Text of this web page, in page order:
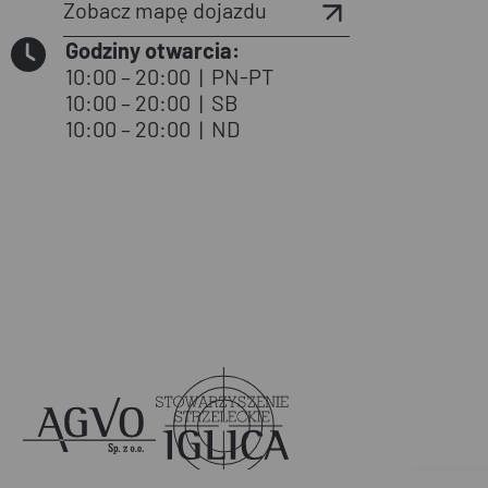
Zobacz mapę dojazdu
Godziny otwarcia:
10:00 – 20:00 |PN-PT
10:00 – 20:00 |SB
10:00 – 20:00 |ND
Agvo Iglica